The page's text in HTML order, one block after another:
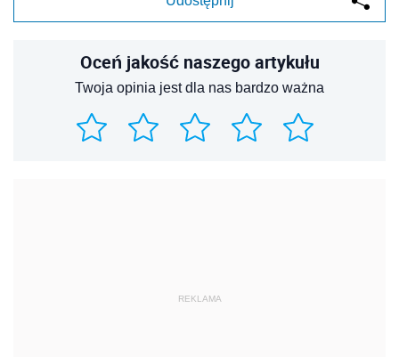
Oceń jakość naszego artykułu
Twoja opinia jest dla nas bardzo ważna
REKLAMA